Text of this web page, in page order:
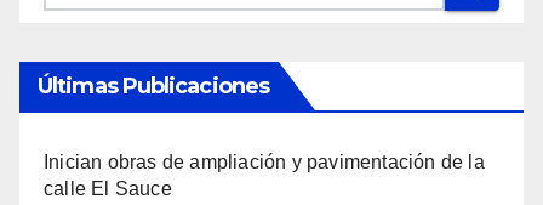
Últimas Publicaciones
Inician obras de ampliación y pavimentación de la
calle El Sauce